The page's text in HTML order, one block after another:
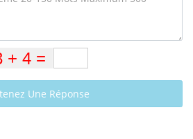
Une Réponse